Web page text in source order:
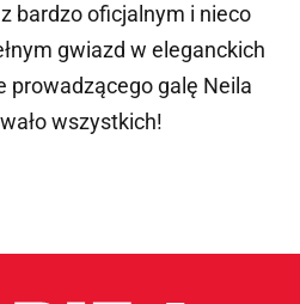
bardzo oficjalnym i nieco
gwiazd w eleganckich
prowadzącego galę Neila
wszystkich!